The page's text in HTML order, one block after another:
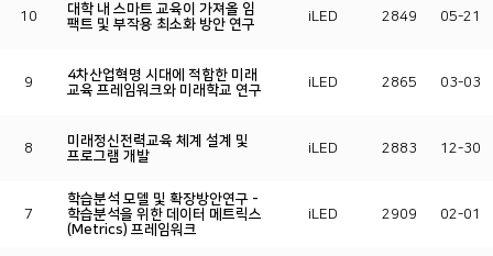
10
대학 내 스마트 교육이 가져올 임
팩트 및 부작용 최소화 방안 연구
iLED 2849 05-21
9
4차산업혁명 시대에 적합한 미래
교육 프레임워크와 미래학교 연구
iLED 2865 03-03
8
미래정신전력교육 체계 설계 및
프로그램 개발
iLED 2883 12-30
7
학습분석 모델 및 확장방안연구 -
학습분석을 위한 데이터 메트릭스
(Metrics) 프레임워크
iLED 2909 02-01